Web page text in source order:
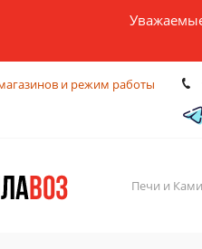
и режим работы
Печи и